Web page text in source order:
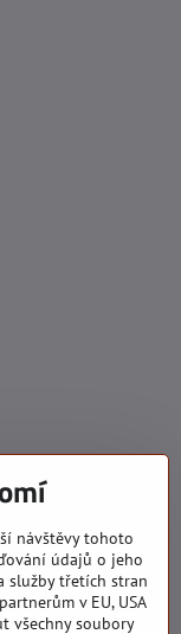
návštěvy tohoto
údajů o jeho
služby třetích stran
v EU, USA
všechny soubory